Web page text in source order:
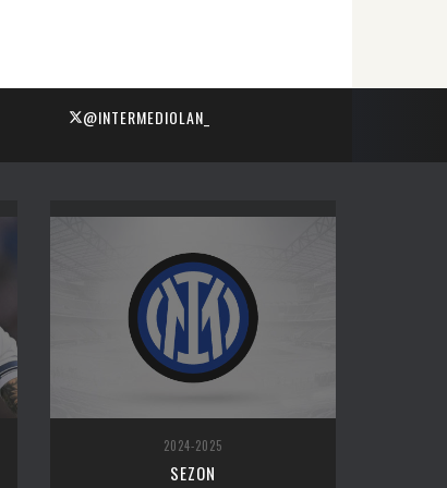
@INTERMEDIOLAN_
2024-2025
SEZON